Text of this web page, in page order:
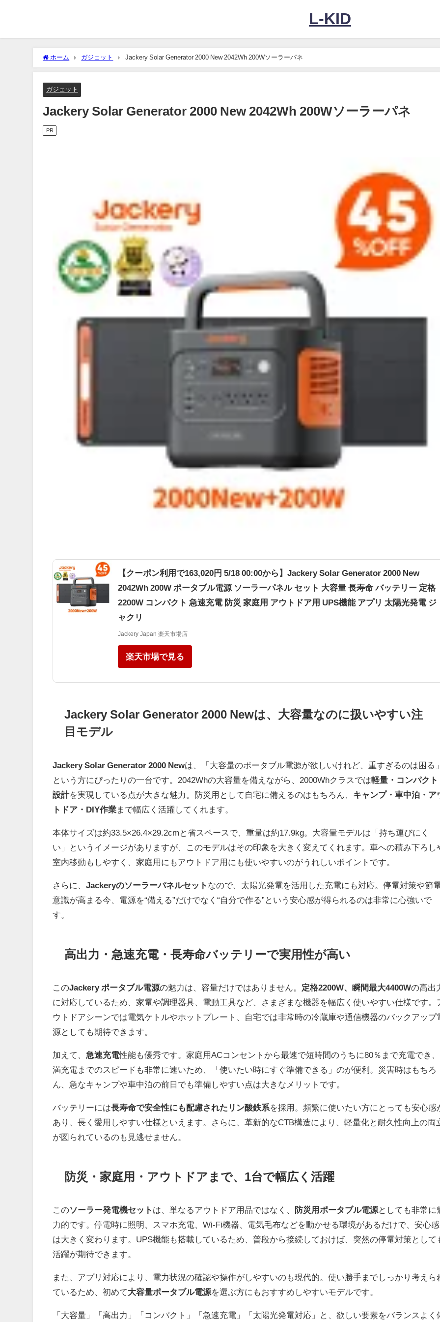
L-KID
ホーム ガジェット Jackery Solar Generator 2000 New 2042Wh 200Wソーラーパネ
ガジェット
Jackery Solar Generator 2000 New 2042Wh 200Wソーラーパネ
PR
【クーポン利用で163,020円 5/18 00:00から】Jackery Solar Generator 2000 New
2042Wh 200W ポータブル電源 ソーラーパネル セット 大容量 長寿命 バッテリー 定格
2200W コンパクト 急速充電 防災 家庭用 アウトドア用 UPS機能 アプリ 太陽光発電 ジ
ャクリ
Jackery Japan 楽天市場店
楽天市場で見る
Jackery Solar Generator 2000 Newは、大容量なのに扱いやすい注
目モデル
Jackery Solar Generator 2000 Newは、「大容量のポータブル電源が欲しいけれど、重すぎるのは困る」
という方にぴったりの一台です。2042Whの大容量を備えながら、2000Whクラスでは軽量・コンパクト
設計を実現している点が大きな魅力。防災用として自宅に備えるのはもちろん、 キャンプ・車中泊・ア
トドア・DIY作業まで幅広く活躍してくれます。
本体サイズは約33.5×26.4×29.2cmと省スペースで、重量は約17.9kg。大容量モデルは「持ち運びにく
い」というイメージがありますが、このモデルはその印象を大きく変えてくれます。車への積み下ろし
室内移動もしやすく、家庭用にもアウトドア用にも使いやすいのがうれしいポイントです。
さらに、Jackeryのソーラーパネルセット なので、太陽光発電を活用した充電にも対応。停電対策や節
意識が高まる今、電源を“備える”だけでなく“自分で作る”という安心感が得られるのは非常に心強いで
す。
高出力・急速充電・長寿命バッテリーで実用性が高い
このJackery ポータブル電源の魅力は、容量だけではありません。 定格2200W、瞬間最大4400Wの高出
に対応しているため、家電や調理器具、電動工具など、さまざまな機器を幅広く使いやすい仕様です。
ウトドアシーンでは電気ケトルやホットプレート、自宅では非常時の冷蔵庫や通信機器のバックアップ
源としても期待できます。
加えて、急速充電性能も優秀です。家庭用ACコンセントから最速で短時間のうちに80％まで充電でき、
満充電までのスピードも非常に速いため、「使いたい時にすぐ準備できる」のが便利。災害時はもちろ
ん、急なキャンプや車中泊の前日でも準備しやすい点は大きなメリットです。
バッテリーには長寿命で安全性にも配慮されたリン酸鉄系を採用。頻繁に使いたい方にとっても安心感
あり、長く愛用しやすい仕様といえます。さらに、革新的なCTB構造により、軽量化と耐久性向上の両
が図られているのも見逃せません。
防災・家庭用・アウトドアまで、1台で幅広く活躍
このソーラー発電機セット は、単なるアウトドア用品ではなく、 防災用ポータブル電源としても非常に
力的です。停電時に照明、スマホ充電、Wi-Fi機器、電気毛布などを動かせる環境があるだけで、安心感
は大きく変わります。UPS機能も搭載しているため、普段から接続しておけば、突然の停電対策として
活躍が期待できます。
また、アプリ対応により、電力状況の確認や操作がしやすいのも現代的。使い勝手までしっかり考えら
ているため、初めて大容量ポータブル電源を選ぶ方にもおすすめしやすいモデルです。
「大容量」「高出力」「コンパクト」「急速充電」「太陽光発電対応」と、欲しい要素をバランスよく